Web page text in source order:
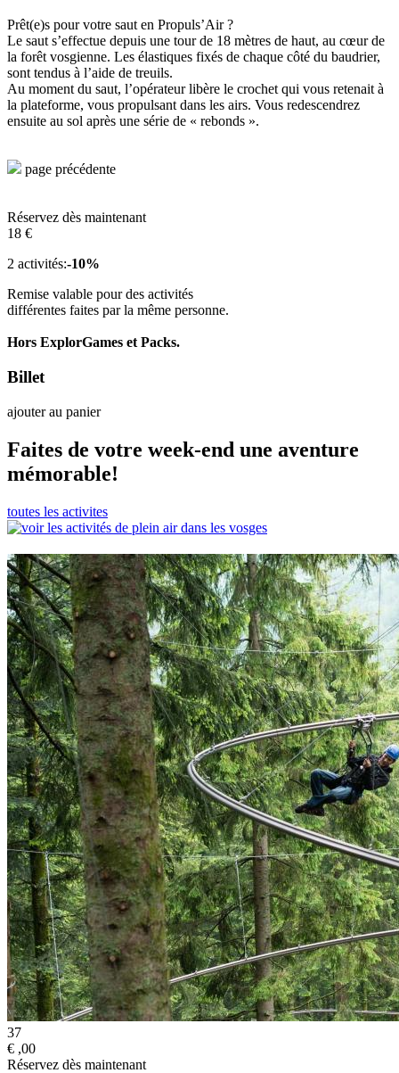
Prêt(e)s pour votre saut en Propuls’Air ?
Le saut s’effectue depuis une tour de 18 mètres de haut, au cœur de
la forêt vosgienne. Les élastiques fixés de chaque côté du baudrier,
sont tendus à l’aide de treuils.
Au moment du saut, l’opérateur libère le crochet qui vous retenait à
la plateforme, vous propulsant dans les airs. Vous redescendrez
ensuite au sol après une série de « rebonds ».
page précédente
Réservez dès maintenant
18 €
2 activités:-10%
Remise valable pour des activités
différentes faites par la même personne.
Hors ExplorGames et Packs.
Billet
ajouter au panier
Faites de votre week-end une aventure
mémorable!
toutes les activites
37
€ ,00
Réservez dès maintenant